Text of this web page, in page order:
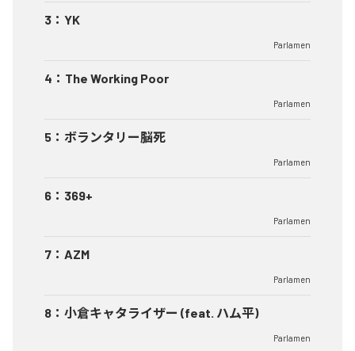
3 ： YK
Parlamen
4 ： The Working Poor
Parlamen
5 ： ボランタリー脳死
Parlamen
6 ： 369+
Parlamen
7 ： AZM
Parlamen
8 ： 小倉キャタライザー (feat. ハム平)
Parlamen